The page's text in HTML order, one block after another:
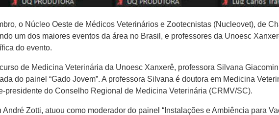
o Núcleo Oeste de Médicos Veterinários e Zootecnistas (Nucleovet), de
um dos maiores eventos da área no Brasil, e professores da Unoesc
do evento.
de Medicina Veterinária da Unoesc Xanxerê, professora Silvana
do painel “Gado Jovem”. A professora Silvana é doutora em Medicina
presidente do Conselho Regional de Medicina Veterinária (CRMV/SC).
Zotti, atuou como moderador do painel “Instalações e Ambiência para